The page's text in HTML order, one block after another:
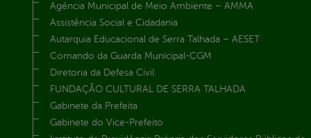
Agência Municipal de Meio Ambiente – AMMA
Assistência Social e Cidadania
Autarquia Educacional de Serra Talhada – AESET
Comando da Guarda Municipal-CGM
Diretoria da Defesa Civil
FUNDAÇÃO CULTURAL DE SERRA TALHADA
Gabinete da Prefeita
Gabinete do Vice-Prefeito